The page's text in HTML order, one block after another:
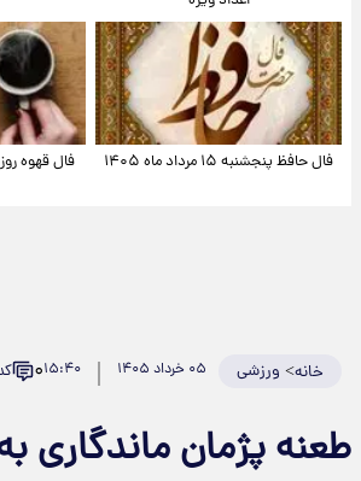
فال حافظ پنجشنبه ۱۵ مرداد ماه ۱۴۰۵
خانه> ورزشی ۰۵ خرداد ۱۴۰۵ ۱۵:۴۰۰ کد
طعنه پژمان ماندگاری